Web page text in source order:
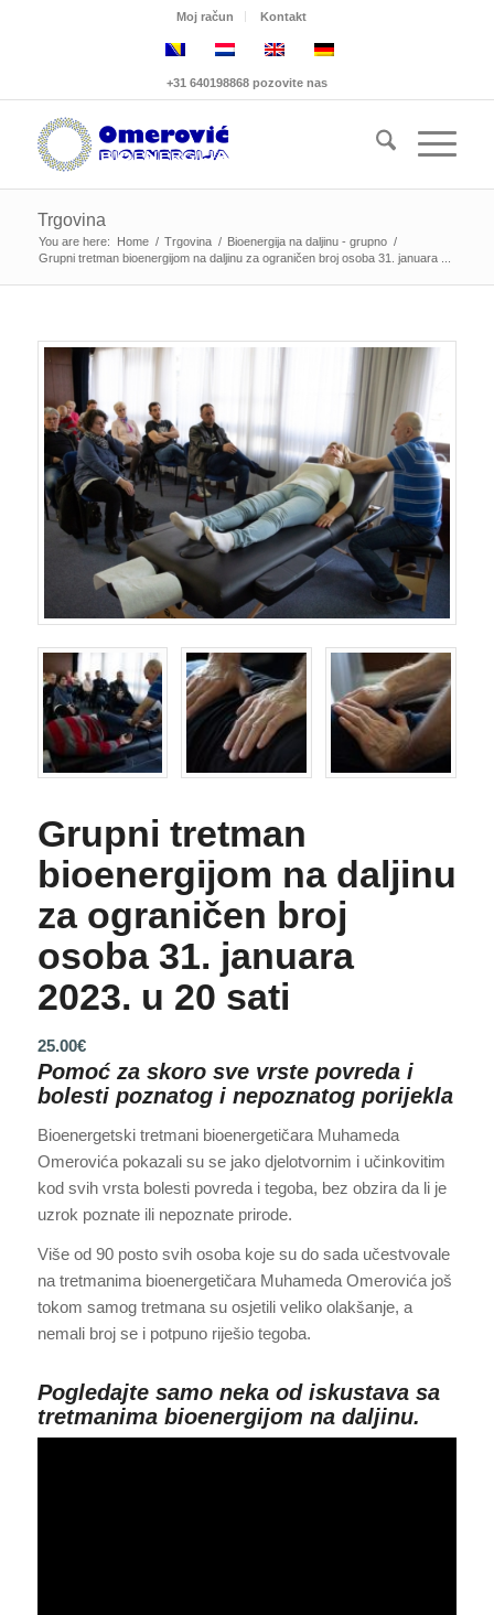
Moj račun Kontakt
+31 640198868 pozovite nas
Trgovina
You are here: Home / Trgovina / Bioenergija na daljinu - grupno /
Grupni tretman bioenergijom na daljinu za ograničen broj osoba 31. januara ...
Grupni tretman
bioenergijom na daljinu
za ograničen broj
osoba 31. januara
2023. u 20 sati
25.00€
Pomoć za skoro sve vrste povreda i
bolesti poznatog i nepoznatog porijekla
Bioenergetski tretmani bioenergetičara Muhameda
Omerovića pokazali su se jako djelotvornim i učinkovitim
kod svih vrsta bolesti povreda i tegoba, bez obzira da li je
uzrok poznate ili nepoznate prirode.
Više od 90 posto svih osoba koje su do sada učestvovale
na tretmanima bioenergetičara Muhameda Omerovića još
tokom samog tretmana su osjetili veliko olakšanje, a
nemali broj se i potpuno riješio tegoba.
Pogledajte samo neka od iskustava sa
tretmanima bioenergijom na daljinu.